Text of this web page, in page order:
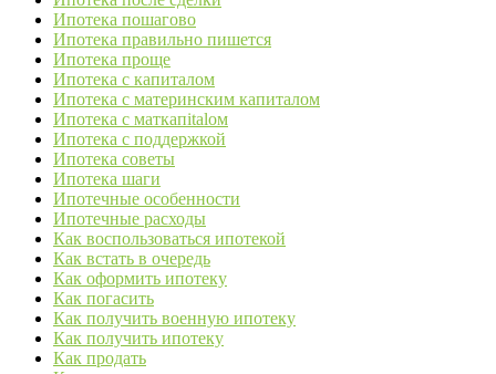
Ипотека пошагово
Ипотека правильно пишется
Ипотека проще
Ипотека с капиталом
Ипотека с материнским капиталом
Ипотека с маткапitalом
Ипотека с поддержкой
Ипотека советы
Ипотека шаги
Ипотечные особенности
Ипотечные расходы
Как воспользоваться ипотекой
Как встать в очередь
Как оформить ипотеку
Как погасить
Как получить военную ипотеку
Как получить ипотеку
Как продать